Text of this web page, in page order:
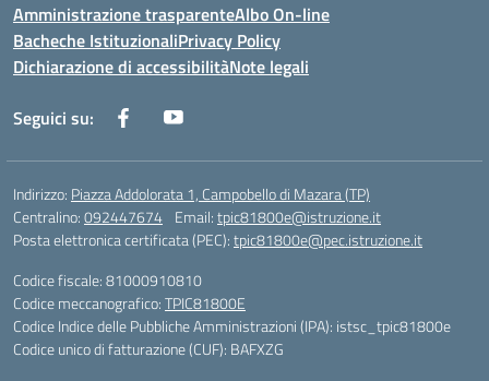
Amministrazione trasparenteAlbo On-line
Bacheche IstituzionaliPrivacy Policy
Dichiarazione di accessibilitàNote legali
Seguici su:
Indirizzo: Piazza Addolorata 1, Campobello di Mazara (TP)
Centralino:092447674 Email:tpic81800e@istruzione.it
Posta elettronica certificata (PEC):tpic81800e@pec.istruzione.it
Codice fiscale: 81000910810
Codice meccanografico:TPIC81800E
Codice Indice delle Pubbliche Amministrazioni (IPA): istsc_tpic81800e
Codice unico di fatturazione (CUF): BAFXZG